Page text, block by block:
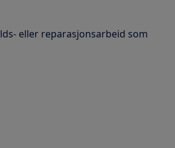
eller reparasjonsarbeid som